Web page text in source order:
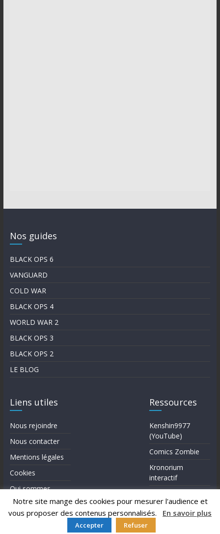
Notre site mange des cookies pour mesurer l'audience et
vous proposer des contenus personnalisés. En savoir plus
Accepter Refuser
Nos guides
BLACK OPS 6
VANGUARD
COLD WAR
BLACK OPS 4
WORLD WAR 2
BLACK OPS 3
BLACK OPS 2
LE BLOG
Liens utiles
Nous rejoindre
Nous contacter
Mentions légales
Cookies
Qui sommes-
nous?
Ressources
Kenshin9977
(YouTube)
Comics Zombie
Kronorium
interactif